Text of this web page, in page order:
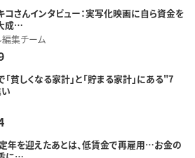
コさんインタビュー：実写化映画に自ら資金を
成…
編集チーム
貧しくなる家計」と「貯まる家計」にある"7
年を迎えたあとは、低賃金で再雇用…お金の